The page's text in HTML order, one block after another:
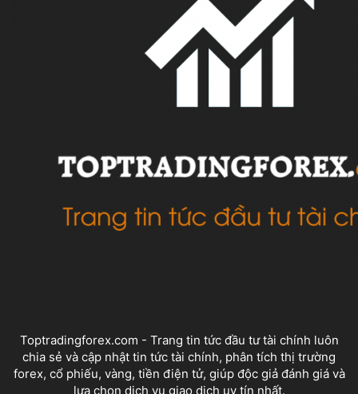
Toptradingforex.com - Trang tin tức đầu tư tài chính luôn
chia sẻ và cập nhật tin tức tài chính, phân tích thị trường
forex, cổ phiếu, vàng, tiền điện tử, giúp độc giả đánh giá và
lựa chọn dịch vụ giao dịch uy tín nhất.